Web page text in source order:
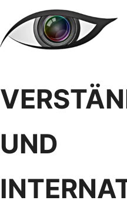
Inhalt
springen
UND